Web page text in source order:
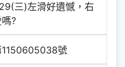
三)左滑好遺憾，右
?
1150605038號